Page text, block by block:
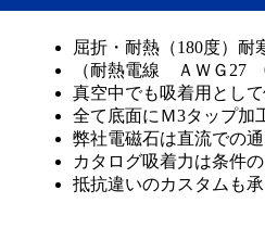
屈折・耐熱（180度）
（耐熱電線 ＡＷＧ
真空中でも吸着用とし
全て底面にＭ3タップ
弊社電磁石は直流での
カタログ吸着力は条件
抵抗違いのカスタムも